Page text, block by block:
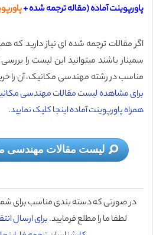
پاورپوینت آماده (مقاله ترجمه شده +
اگر مقالات ترجمه شده ای نیاز دارید که
سمینار باشند میتوانید این لیست را
مناسب در رشته مهندسی مکانیک، آن را
برای مشاهده لیست مقالات مهندسی
همراه پاورپوینت آماده اینجا کلیک نمایید.
لیست مقالات مهندسی
در صورتی که دسته بندی مناسب برای
لطفا ما را مطلع فرمایید.برای ارسال